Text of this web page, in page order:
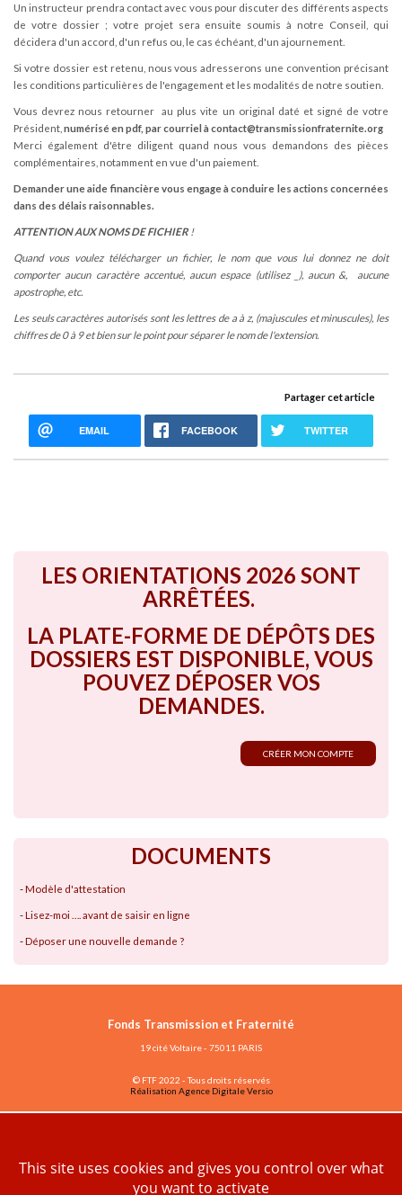
Un instructeur prendra contact avec vous pour discuter des différents aspects
de votre dossier ; votre projet sera ensuite soumis à notre Conseil, qui
décidera d'un accord, d'un refus ou, le cas échéant, d'un ajournement.
Si votre dossier est retenu, nous vous adresserons une convention précisant
les conditions particulières de l'engagement et les modalités de notre soutien.
Vous devrez nous retourner au plus vite un original daté et signé de votre
Président, numérisé en pdf, par courriel à contact@transmissionfraternite.org
Merci également d'être diligent quand nous vous demandons des pièces
complémentaires, notamment en vue d'un paiement.
Demander une aide financière vous engage à conduire les actions concernées
dans des délais raisonnables.
ATTENTION AUX NOMS DE FICHIER!
Quand vous voulez télécharger un fichier, le nom que vous lui donnez ne doit
comporter aucun caractère accentué, aucun espace (utilisez _), aucun &, aucune
apostrophe, etc.
Les seuls caractères autorisés sont les lettres de a à z, (majuscules et minuscules), les
chiffres de 0 à 9 et bien sur le point pour séparer le nom de l'extension.
Partager cet article
EMAIL FACEBOOK TWITTER
LES ORIENTATIONS 2026 SONT
ARRÊTÉES.
LA PLATE-FORME DE DÉPÔTS DES
DOSSIERS EST DISPONIBLE, VOUS
POUVEZ DÉPOSER VOS
DEMANDES.
CRÉER MON COMPTE
DOCUMENTS
-Modèle d'attestation
-Lisez-moi …. avant de saisir en ligne
-Déposer une nouvelle demande ?
Fonds Transmission et Fraternité
19 cité Voltaire - 75011 PARIS
© FTF 2022 - Tous droits réservés
Réalisation Agence Digitale Versio
ESPACE ASSOCIATIONS
This site uses cookies and gives you control over what
you want to activate